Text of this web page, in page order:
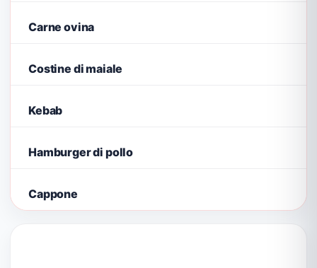
Carne ovina
Costine di maiale
Kebab
Hamburger di pollo
Cappone